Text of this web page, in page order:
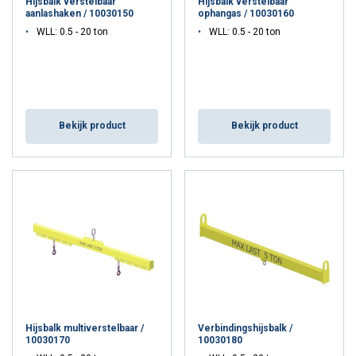
aanlashaken / 10030150
WLL: 0.5 - 20 ton
Bekijk product
ophangas / 10030160
WLL: 0.5 - 20 ton
Bekijk product
Hijsbalk multiverstelbaar /
10030170
Verbindingshijsbalk /
10030180